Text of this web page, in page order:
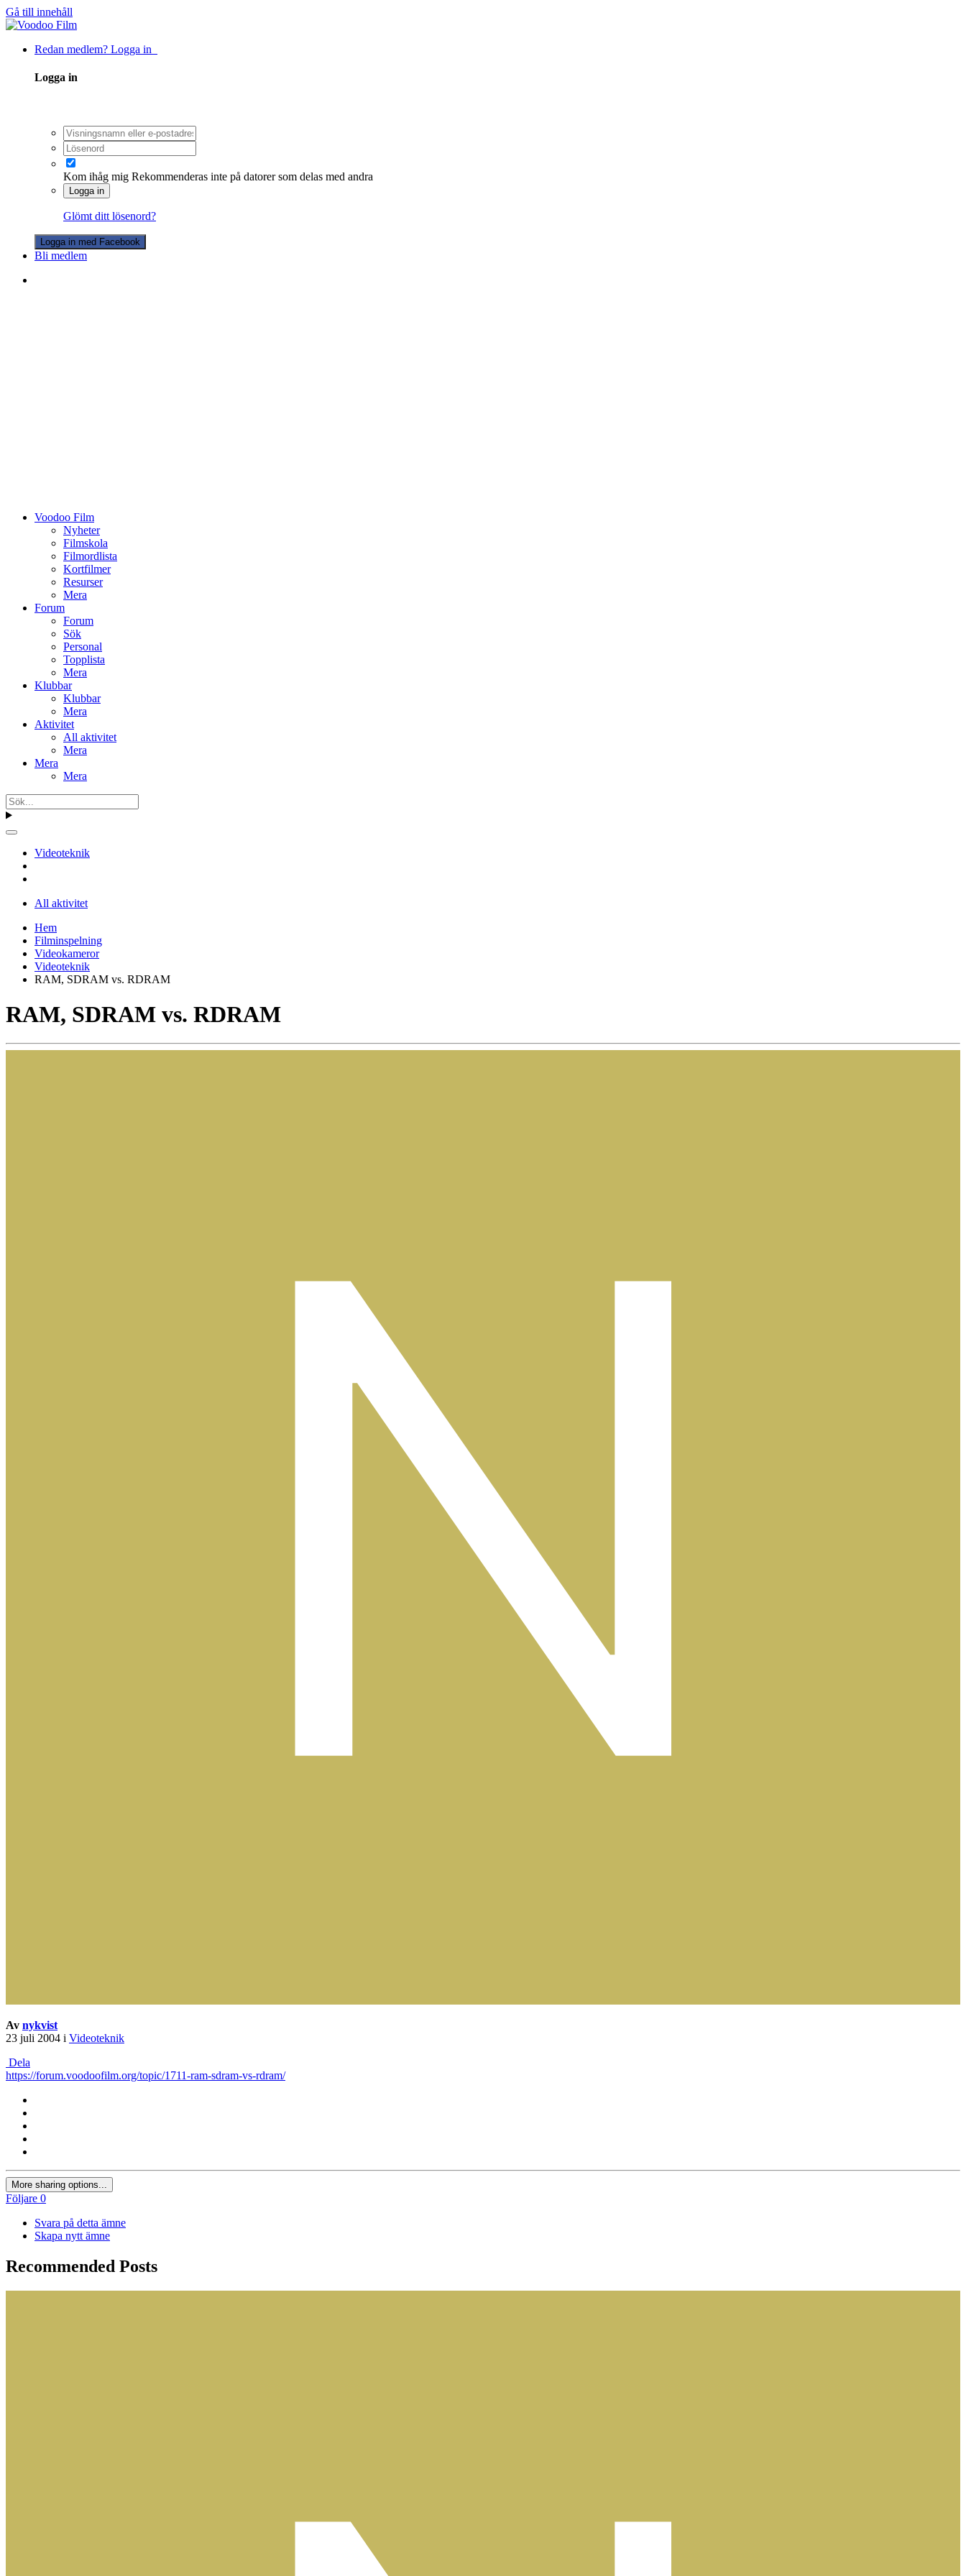
Gå till innehåll
Redan medlem? Logga in
Logga in
Kom ihåg mig Rekommenderas inte på datorer som delas med andra
Logga in
Glömt ditt lösenord?
Logga in med Facebook
Bli medlem
Voodoo Film
Nyheter
Filmskola
Filmordlista
Kortfilmer
Resurser
Mera
Forum
Forum
Sök
Personal
Topplista
Mera
Klubbar
Klubbar
Mera
Aktivitet
All aktivitet
Mera
Mera
Mera
Videoteknik
All aktivitet
Hem
Filminspelning
Videokameror
Videoteknik
RAM, SDRAM vs. RDRAM
RAM, SDRAM vs. RDRAM
Av nykvist
23 juli 2004 i Videoteknik
Dela
https://forum.voodoofilm.org/topic/1711-ram-sdram-vs-rdram/
More sharing options...
Följare 0
Svara på detta ämne
Skapa nytt ämne
Recommended Posts